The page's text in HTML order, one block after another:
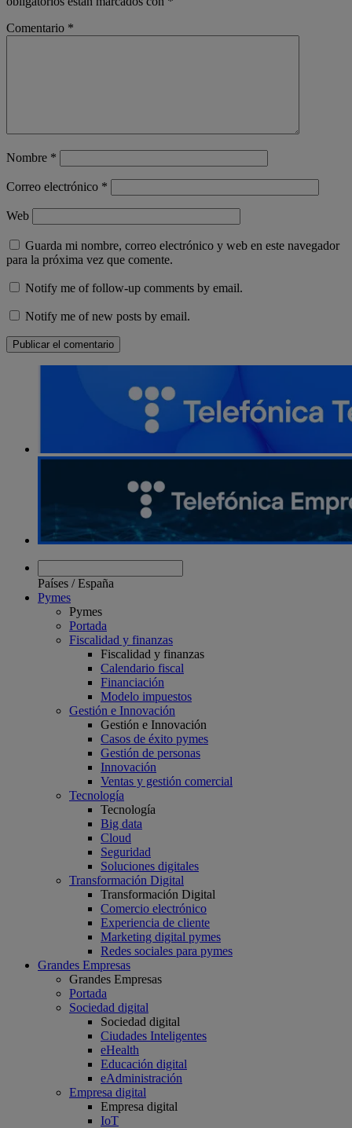
Comentario *
Nombre *
Correo electrónico *
Web
Guarda mi nombre, correo electrónico y web en este navegador
para la próxima vez que comente.
Notify me of follow-up comments by email.
Notify me of new posts by email.
Países /España
Pymes
Pymes
Portada
Fiscalidad y finanzas
Fiscalidad y finanzas
Calendario fiscal
Financiación
Modelo impuestos
Gestión e Innovación
Gestión e Innovación
Casos de éxito pymes
Gestión de personas
Innovación
Ventas y gestión comercial
Tecnología
Tecnología
Big data
Cloud
Seguridad
Soluciones digitales
Transformación Digital
Transformación Digital
Comercio electrónico
Experiencia de cliente
Marketing digital pymes
Redes sociales para pymes
Grandes Empresas
Grandes Empresas
Portada
Sociedad digital
Sociedad digital
Ciudades Inteligentes
eHealth
Educación digital
eAdministración
Empresa digital
Empresa digital
IoT